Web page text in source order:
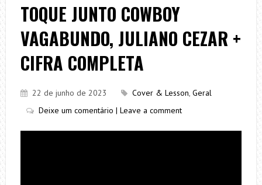
TOQUE JUNTO COWBOY
VAGABUNDO, JULIANO CEZAR +
CIFRA COMPLETA
22 de junho de 2023 Cover & Lesson, Geral
Deixe um comentário | Leave a comment